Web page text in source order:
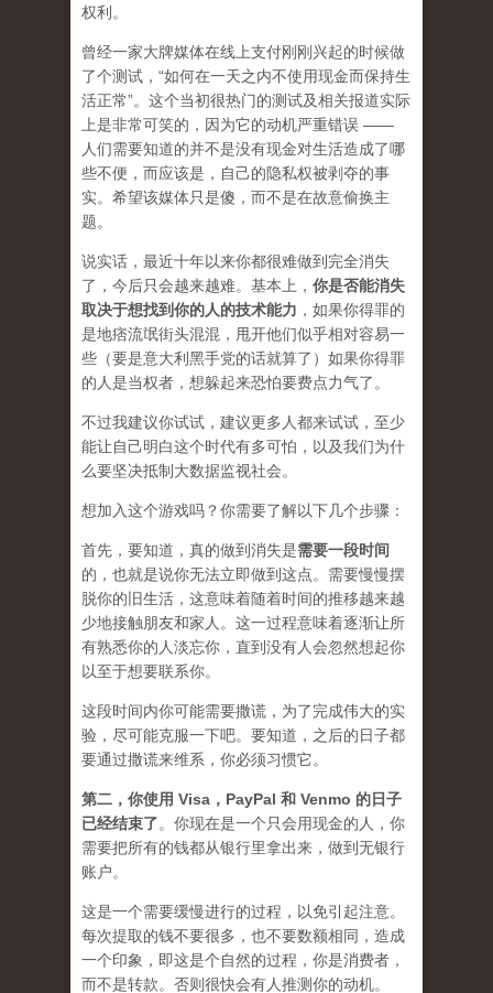
权利。
曾经一家大牌媒体在线上支付刚刚兴起的时候做
了个测试，“如何在一天之内不使用现金而保持生
活正常”。这个当初很热门的测试及相关报道实际
上是非常可笑的，因为它的动机严重错误 ——
人们需要知道的并不是没有现金对生活造成了哪
些不便，而应该是，自己的隐私权被剥夺的事
实。希望该媒体只是傻，而不是在故意偷换主
题。
说实话，最近十年以来你都很难做到完全消失
了，今后只会越来越难。基本上， 你是否能消失
取决于想找到你的人的技术能力 ，如果你得罪的
是地痞流氓街头混混，甩开他们似乎相对容易一
些（要是意大利黑手党的话就算了）如果你得罪
的人是当权者，想躲起来恐怕要费点力气了。
不过我建议你试试，建议更多人都来试试，至少
能让自己明白这个时代有多可怕，以及我们为什
么要坚决抵制大数据监视社会。
想加入这个游戏吗？你需要了解以下几个步骤：
首先，要知道，真的做到消失是需要一段时间
的，也就是说你无法立即做到这点。需要慢慢摆
脱你的旧生活，这意味着随着时间的推移越来越
少地接触朋友和家人。这一过程意味着逐渐让所
有熟悉你的人淡忘你，直到没有人会忽然想起你
以至于想要联系你。
这段时间内你可能需要撒谎 ，为了完成伟大的实
验，尽可能克服一下吧。要知道，之后的日子都
要通过撒谎来维系，你必须习惯它。
第二， 你使用 Visa，PayPal 和 Venmo 的日子
已经结束了。你现在是一个只会用现金的人，你
需要把所有的钱都从银行里拿出来，做到无银行
账户。
这是一个需要缓慢进行的过程，以免引起注意。
每次提取的钱不要很多，也不要数额相同，造成
一个印象，即这是个自然的过程，你是消费者，
而不是转款。否则很快会有人推测你的动机。